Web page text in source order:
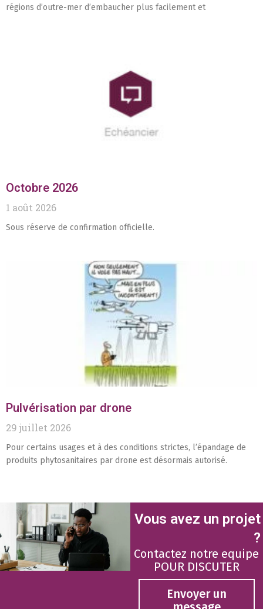
régions d’outre-mer d’embaucher plus facilement et
Octobre 2026
1 août 2026
Sous réserve de confirmation officielle.
Pulvérisation par drone
29 juillet 2026
Pour certains usages et à des conditions strictes, l’épandage de
produits phytosanitaires par drone est désormais autorisé.
Vous avez un projet
?
Contactez notre equipe
POUR DISCUTER
Envoyer un